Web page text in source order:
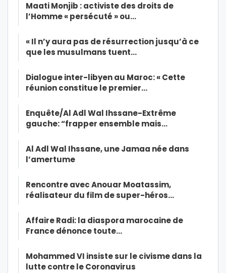
Maati Monjib : activiste des droits de
l’Homme « persécuté » ou…
« Il n’y aura pas de résurrection jusqu’à ce
que les musulmans tuent…
Dialogue inter-libyen au Maroc: « Cette
réunion constitue le premier…
Enquête/Al Adl Wal Ihssane-Extrême
gauche: “frapper ensemble mais…
Al Adl Wal Ihssane, une Jamaa née dans
l’amertume
Rencontre avec Anouar Moatassim,
réalisateur du film de super-héros…
Affaire Radi: la diaspora marocaine de
France dénonce toute…
Mohammed VI insiste sur le civisme dans la
lutte contre le Coronavirus